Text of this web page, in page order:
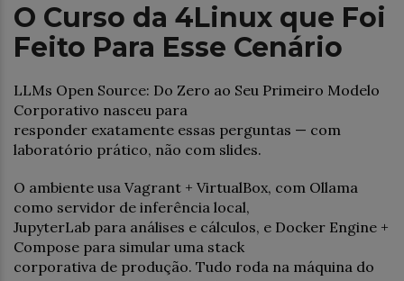
O Curso da 4Linux que Foi
Feito Para Esse Cenário
LLMs Open Source: Do Zero ao Seu Primeiro Modelo
Corporativo nasceu para
responder exatamente essas perguntas — com
laboratório prático, não com slides.
O ambiente usa Vagrant + VirtualBox, com Ollama
como servidor de inferência local,
JupyterLab para análises e cálculos, e Docker Engine +
Compose para simular uma stack
corporativa de produção. Tudo roda na máquina do